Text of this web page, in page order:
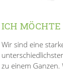
ICH
Wir sind eine
zu einem